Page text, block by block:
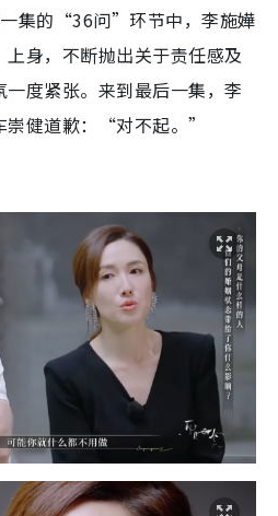
一集的“36问”环节中，李施嬅
身，不断抛出关于责任感及
度紧张。来到最后一集，李
崇健道歉：“对不起。”